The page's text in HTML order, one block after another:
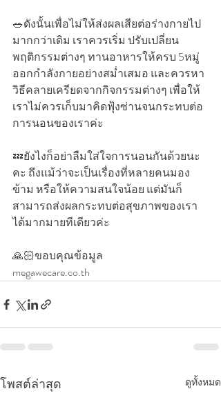
🥗ดังนั้นเพื่อไม่ให้ส่งผลเสียต่อร่างกายไป
มากกว่าเดิม เราควรเริ่ม ปรับเปลี่ยน
พฤติกรรมต่างๆ ทานอาหารให้ครบ 5หมู่
ออกกำลังกายอย่างสม่ำเสมอ และควรหา
วิธีคลายเครียดจากกิจกรรมต่างๆ เพื่อให้
เราไม่ควรเก็บมาคิดฟุ้งซ่านจนกระทบต่อ
การนอนของเราค่ะ
💤ยังไงก็อย่าลืมใส่ใจการนอนกันด้วยนะ
คะ ถึงแม้ว่าจะเป็นเรื่องที่หลายคนมอง
ข้าม หรือให้ความสนใจน้อย แต่มันก็
สามารถส่งผลกระทบต่อสุขภาพของเรา
ได้มากมายทีเดียวค่ะ
🙏🏻ขอบคุณข้อมูล
megawecare.co.th
โพสต์ล่าสุด ดูทั้งหมด